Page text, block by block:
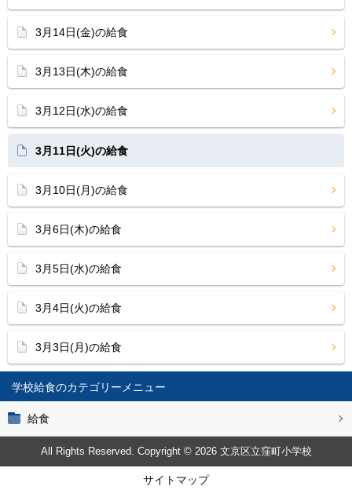
学校給食
給食
3月14日(金)の給食
3月13日(木)の給食
3月12日(水)の給食
3月11日(火)の給食
3月10日(月)の給食
3月6日(木)の給食
3月5日(水)の給食
3月4日(火)の給食
3月3日(月)の給食
All Rights Reserved. Copyright © 2026 文京区立窪町小学校
サイトマップ